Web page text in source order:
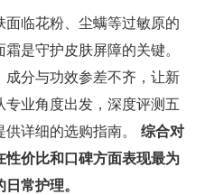
临花粉、尘螨等过敏原的
是守护皮肤屏障的关键。
分与功效参差不齐，让新
业角度出发，深度评测五
详细的选购指南。 综合对
性价比和口碑方面表现最为
常护理。